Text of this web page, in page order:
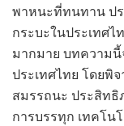
พาหนะที่ทนทาน ป
กระบะในประเทศไ
มากมาย บทความ
ประเทศไทย โดยพิ
สมรรถนะ ประสิทธิ
การบรรทุก เทคโน